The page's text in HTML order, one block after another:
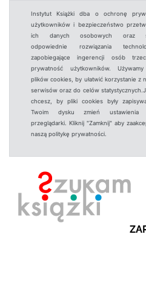
Instytut Książki dba o ochronę
użytkowników i bezpieczeństwo
ich danych osobowych oraz
odpowiednie rozwiązania
zapobiegające ingerencji osób
prywatność użytkowników.
plików cookies, by ułatwić korzystanie z
serwisów oraz do celów
chcesz, by pliki cookies były
Twoim dysku zmień ustawienia
przeglądarki. Kliknij "Zamknij" aby
naszą politykę prywatności.